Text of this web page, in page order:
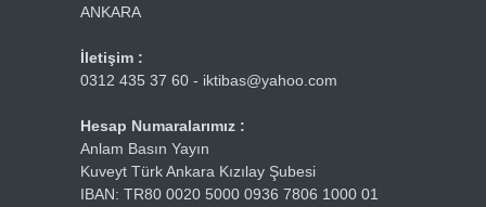
ANKARA
İletişim :
0312 435 37 60 - iktibas@yahoo.com
Hesap Numaralarımız :
Anlam Basın Yayın
Kuveyt Türk Ankara Kızılay Şubesi
IBAN: TR80 0020 5000 0936 7806 1000 01